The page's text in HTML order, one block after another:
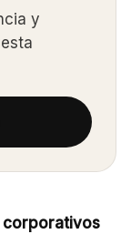
y
corporativos